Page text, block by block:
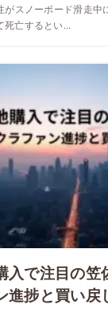
がスノーボード滑走中
死亡するとい...
入で注目の笠
進捗と買い戻